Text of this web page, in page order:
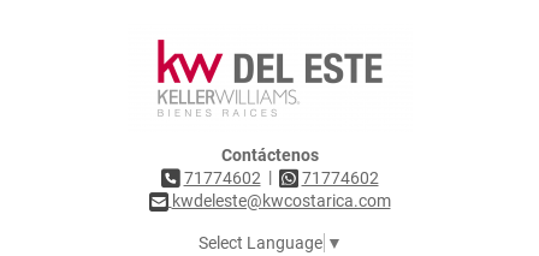
Contáctenos
71774602 |
71774602
kwdeleste@kwcostarica.com
Select Language ▼